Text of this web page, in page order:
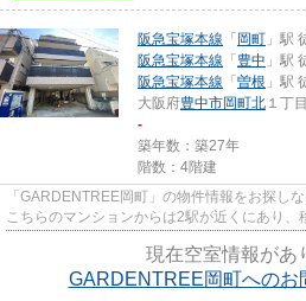
阪急宝塚本線 「 岡町 」駅
阪急宝塚本線 「 豊中 」駅
阪急宝塚本線 「 曽根 」駅
大阪府豊中市岡町北 １丁
-
築年数：築27年
階数：4階建
「GARDENTREE岡町」の物件情報をお探し
こちらのマンションからは2駅が近くにあり、
現在空室情報があ
GARDENTREE岡町へのお